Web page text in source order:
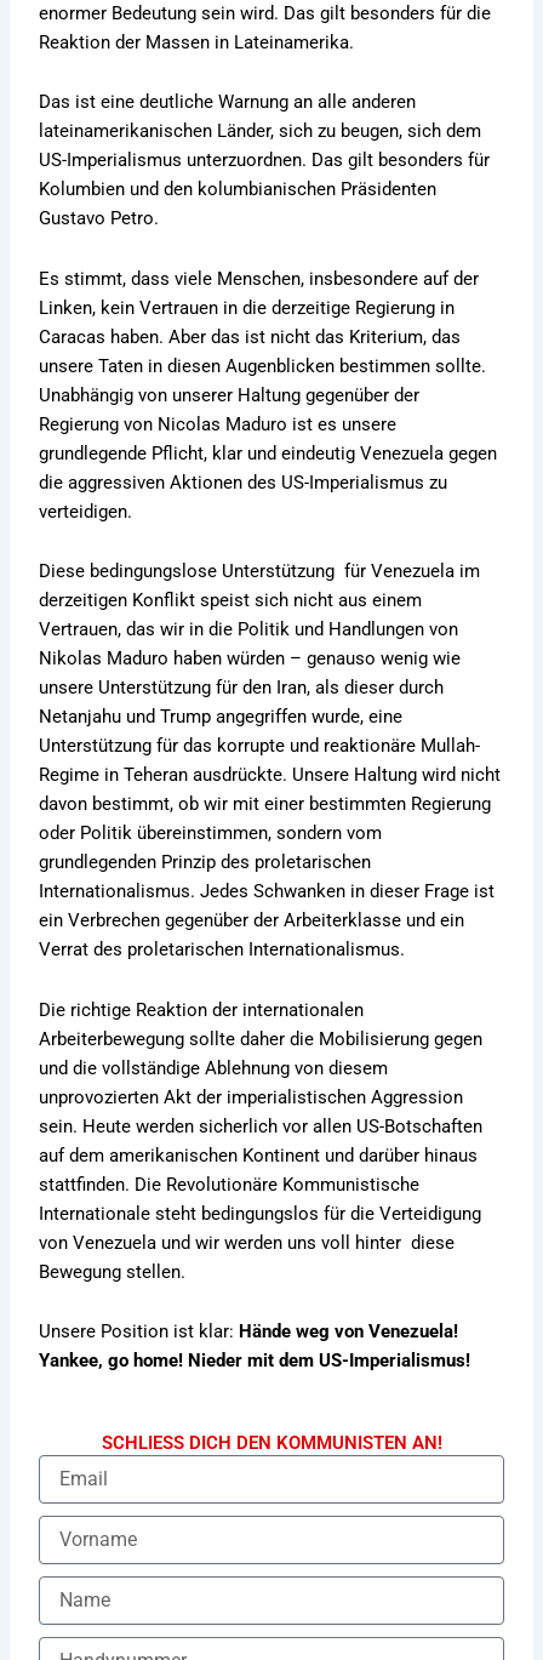
enormer Bedeutung sein wird. Das gilt besonders für die
Reaktion der Massen in Lateinamerika.
Das ist eine deutliche Warnung an alle anderen
lateinamerikanischen Länder, sich zu beugen, sich dem
US-Imperialismus unterzuordnen. Das gilt besonders für
Kolumbien und den kolumbianischen Präsidenten
Gustavo Petro.
Es stimmt, dass viele Menschen, insbesondere auf der
Linken, kein Vertrauen in die derzeitige Regierung in
Caracas haben. Aber das ist nicht das Kriterium, das
unsere Taten in diesen Augenblicken bestimmen sollte.
Unabhängig von unserer Haltung gegenüber der
Regierung von Nicolas Maduro ist es unsere
grundlegende Pflicht, klar und eindeutig Venezuela gegen
die aggressiven Aktionen des US-Imperialismus zu
verteidigen.
Diese bedingungslose Unterstützung für Venezuela im
derzeitigen Konflikt speist sich nicht aus einem
Vertrauen, das wir in die Politik und Handlungen von
Nikolas Maduro haben würden – genauso wenig wie
unsere Unterstützung für den Iran, als dieser durch
Netanjahu und Trump angegriffen wurde, eine
Unterstützung für das korrupte und reaktionäre Mullah-
Regime in Teheran ausdrückte. Unsere Haltung wird nicht
davon bestimmt, ob wir mit einer bestimmten Regierung
oder Politik übereinstimmen, sondern vom
grundlegenden Prinzip des proletarischen
Internationalismus. Jedes Schwanken in dieser Frage ist
ein Verbrechen gegenüber der Arbeiterklasse und ein
Verrat des proletarischen Internationalismus.
Die richtige Reaktion der internationalen
Arbeiterbewegung sollte daher die Mobilisierung gegen
und die vollständige Ablehnung von diesem
unprovozierten Akt der imperialistischen Aggression
sein. Heute werden sicherlich vor allen US-Botschaften
auf dem amerikanischen Kontinent und darüber hinaus
stattfinden. Die Revolutionäre Kommunistische
Internationale steht bedingungslos für die Verteidigung
von Venezuela und wir werden uns voll hinter diese
Bewegung stellen.
Unsere Position ist klar: Hände weg von Venezuela!
Yankee, go home! Nieder mit dem US-Imperialismus!
SCHLIESS DICH DEN KOMMUNISTEN AN!